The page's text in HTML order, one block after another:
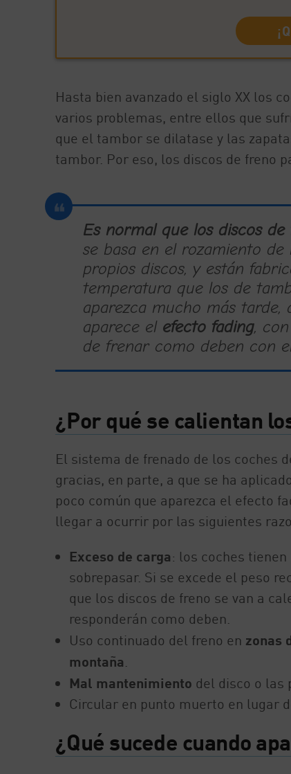
Hasta bien avanzado el siglo XX los
varios problemas, entre ellos que
que el tambor se dilatase y las
tambor. Por eso, los discos de freno
Es normal que los discos
se basa en el rozamiento
propios discos, y están
temperatura que los de
aparezca mucho más tarde,
aparece el efecto fading,
de frenar como deben con
¿Por qué se calientan
El sistema de frenado de los coches
gracias, en parte, a que se ha
poco común que aparezca el efecto
llegar a ocurrir por las siguientes
Exceso de carga: los coches tienen
sobrepasar. Si se excede el peso
que los discos de freno se van a
responderán como deben.
Uso continuado del freno en zonas
montaña.
Mal mantenimiento del disco o las
Circular en punto muerto en lugar
¿Qué sucede cuando